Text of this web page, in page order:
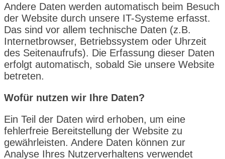
Andere Daten werden automatisch beim Besuch
der Website durch unsere IT-Systeme erfasst.
Das sind vor allem technische Daten (z.B.
Internetbrowser, Betriebssystem oder Uhrzeit
des Seitenaufrufs). Die Erfassung dieser Daten
erfolgt automatisch, sobald Sie unsere Website
betreten.
Wofür nutzen wir Ihre Daten?
Ein Teil der Daten wird erhoben, um eine
fehlerfreie Bereitstellung der Website zu
gewährleisten. Andere Daten können zur
Analyse Ihres Nutzerverhaltens verwendet